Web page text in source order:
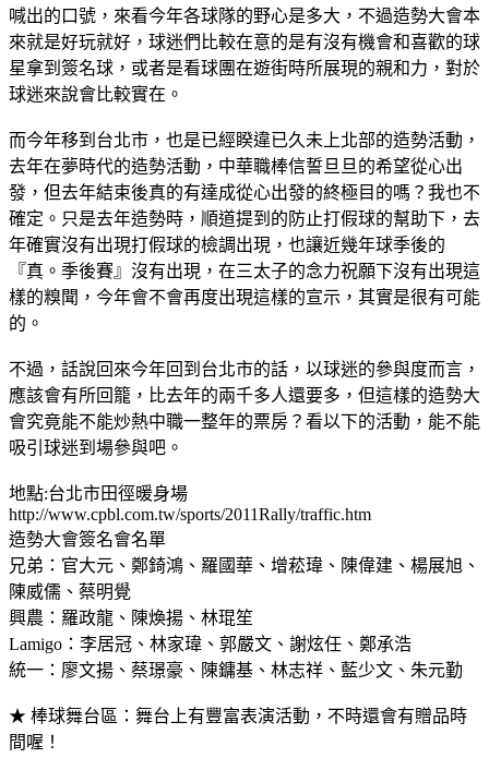
喊出的口號，來看今年各球隊的野心是多大，不過造勢大會本
來就是好玩就好，球迷們比較在意的是有沒有機會和喜歡的球
星拿到簽名球，或者是看球團在遊街時所展現的親和力，對於
球迷來說會比較實在。
而今年移到台北市，也是已經睽違已久未上北部的造勢活動，
去年在夢時代的造勢活動，中華職棒信誓旦旦的希望從心出
發，但去年結束後真的有達成從心出發的終極目的嗎？我也不
確定。只是去年造勢時，順道提到的防止打假球的幫助下，去
年確實沒有出現打假球的檢調出現，也讓近幾年球季後的
『真。季後賽』沒有出現，在三太子的念力祝願下沒有出現這
樣的糗聞，今年會不會再度出現這樣的宣示，其實是很有可能
的。
不過，話說回來今年回到台北市的話，以球迷的參與度而言，
應該會有所回籠，比去年的兩千多人還要多，但這樣的造勢大
會究竟能不能炒熱中職一整年的票房？看以下的活動，能不能
吸引球迷到場參與吧。
地點:台北市田徑暖身場
http://www.cpbl.com.tw/sports/2011Rally/traffic.htm
造勢大會簽名會名單
兄弟：官大元、鄭錡鴻、羅國華、增菘瑋、陳偉建、楊展旭、
陳威儒、蔡明覺
興農：羅政龍、陳煥揚、林琨笙
Lamigo：李居冠、林家瑋、郭嚴文、謝炫任、鄭承浩
統一：廖文揚、蔡璟豪、陳鏞基、林志祥、藍少文、朱元勤
★ 棒球舞台區：舞台上有豐富表演活動，不時還會有贈品時
間喔！